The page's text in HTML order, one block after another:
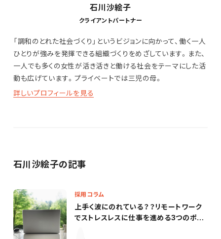
石川沙絵子
クライアントパートナー
「調和のとれた社会づくり」というビジョンに向かって、働く一人
ひとりが強みを発揮できる組織づくりをめざしています。また、
一人でも多くの女性が活き活きと働ける社会をテーマにした活
動も広げています。プライベートでは三児の母。
詳しいプロフィールを見る
石川沙絵子の記事
採用コラム
上手く波にのれている？？リモートワーク
でストレスレスに仕事を進める3つのポイ